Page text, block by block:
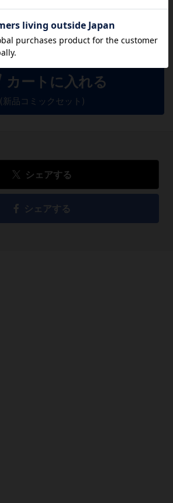
レビューを書く
2,442
カートに入れる
(新品コミックセット)
シェアする
シェアする